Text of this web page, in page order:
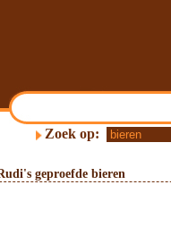
Zoek op:
geproefde bieren